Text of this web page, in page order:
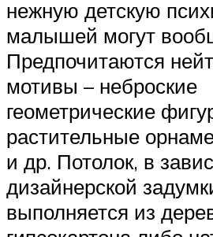
нежную детскую
малышей могут
Предпочитаются
мотивы – неброские
геометрические
растительные
и др. Потолок, в
дизайнерской
выполняется из